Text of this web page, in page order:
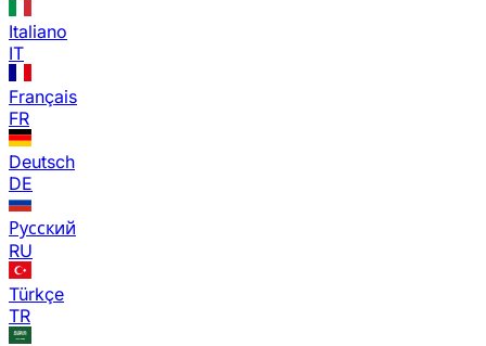
Italiano
IT
Français
FR
Deutsch
DE
Русский
RU
Türkçe
TR